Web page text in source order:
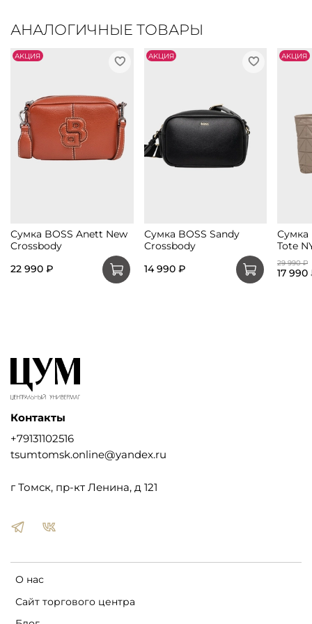
АНАЛОГИЧНЫЕ ТОВАРЫ
АKЦИЯ
Сумка BOSS Anett New
Crossbody
22 990 ₽
АKЦИЯ
Сумка BOSS Sandy
Crossbody
14 990 ₽
АKЦИЯ
Сумка
Tote
29 990 ₽
17 990
О нас
Сайт торгового центра
Контакты
+79131102516
tsumtomsk.online@yandex.ru
г Томск, пр-кт Ленина, д 121